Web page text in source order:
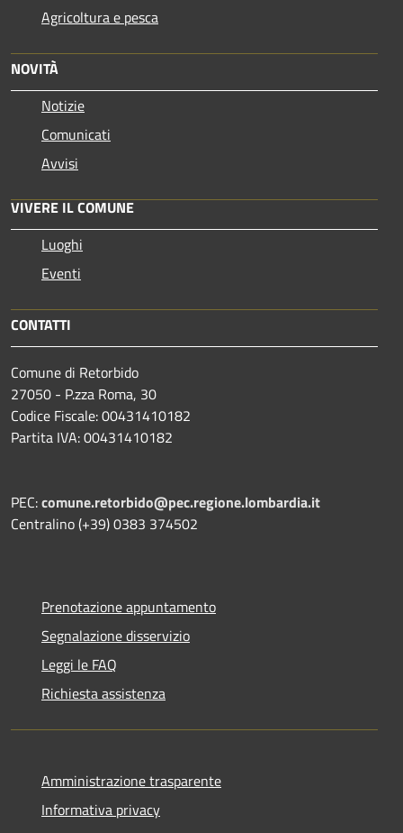
Agricoltura e pesca
NOVITÀ
Notizie
Comunicati
Avvisi
VIVERE IL COMUNE
Luoghi
Eventi
CONTATTI
Comune di Retorbido
27050 - P.zza Roma, 30
Codice Fiscale: 00431410182
Partita IVA: 00431410182
PEC:comune.retorbido@pec.regione.lombardia.it
Centralino (+39) 0383 374502
Prenotazione appuntamento
Segnalazione disservizio
Leggi le FAQ
Richiesta assistenza
Amministrazione trasparente
Informativa privacy